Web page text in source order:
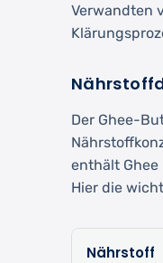
Verwandten
Der Ghee-
enthält
Hier die
Nährstoff